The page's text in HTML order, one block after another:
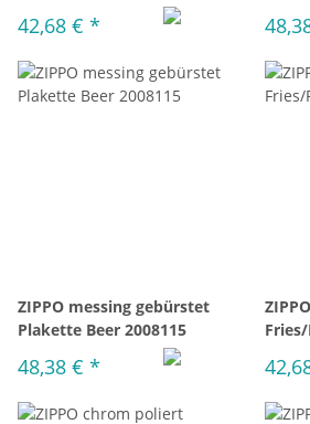
42,68 € *
ZIPPO messing gebürstet
Plakette Beer 2008115
48,38 € *